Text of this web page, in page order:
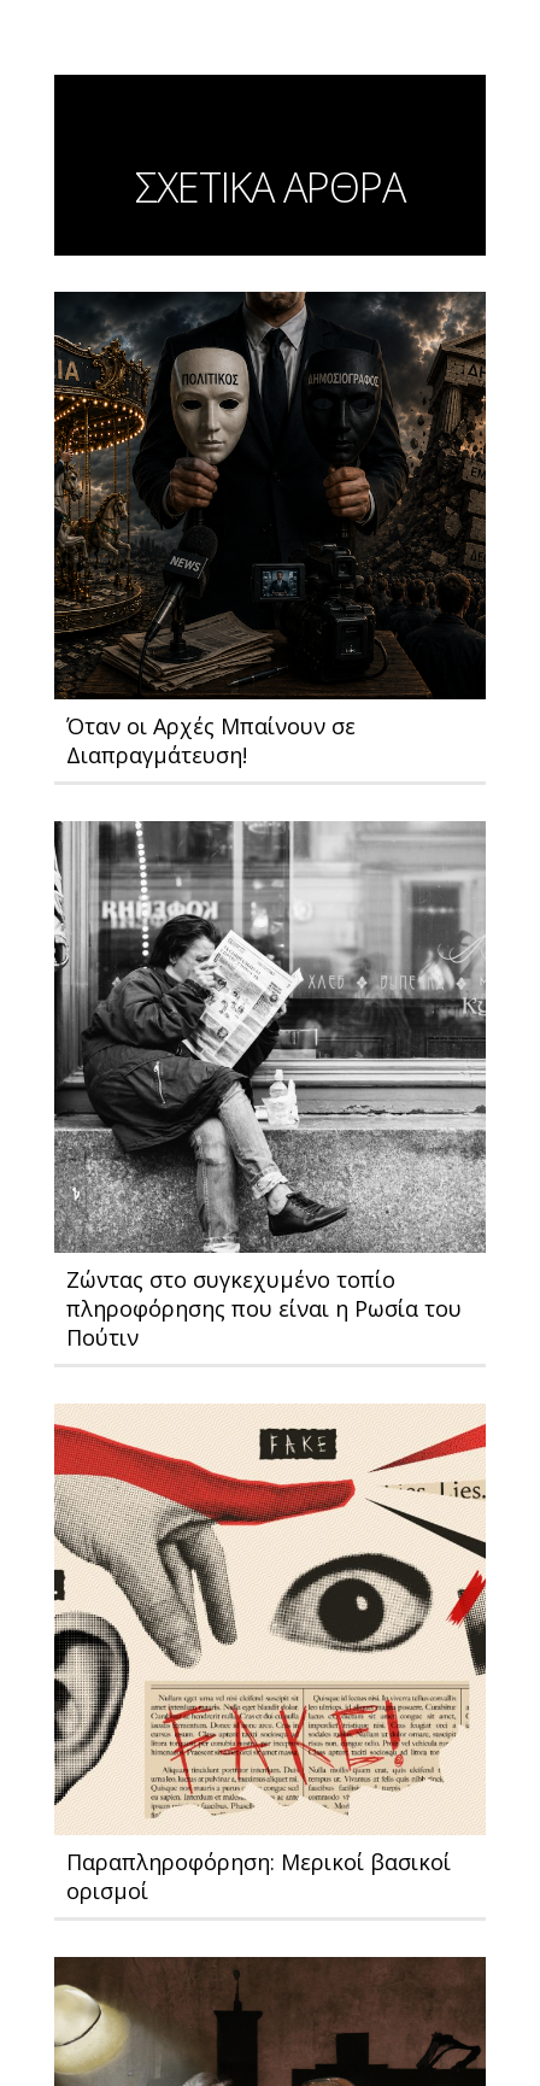
ΣΧΕΤΙΚΑ ΑΡΘΡΑ
Όταν οι Αρχές Μπαίνουν σε
Διαπραγμάτευση!
Ζώντας στο συγκεχυμένο τοπίο
πληροφόρησης που είναι η Ρωσία του
Πούτιν
Παραπληροφόρηση: Μερικοί βασικοί
ορισμοί